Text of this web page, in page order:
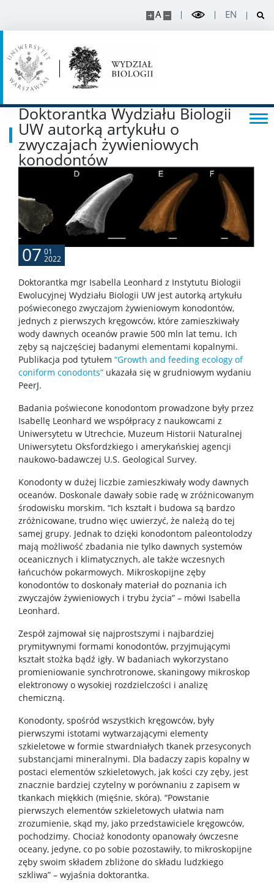
A EN
Poczytaj o nauce
Wystawy
USŁUGI
Jednostki usługowe
Spółki spin-off
KONTAKT
Doktorantka Wydziału Biologii
UW autorką artykułu o
zwyczajach żywieniowych
konodontów
07 01
2022
Doktorantka mgr Isabella Leonhard z Instytutu Biologii
Ewolucyjnej Wydziału Biologii UW jest autorką artykułu
poświeconego zwyczajom żywieniowym konodontów,
jednych z pierwszych kręgowców, które zamieszkiwały
wody dawnych oceanów prawie 500 mln lat temu. Ich
zęby są najczęściej badanymi elementami kopalnymi.
Publikacja pod tytułem “Growth and feeding ecology of
coniform conodonts” ukazała się w grudniowym wydaniu
PeerJ.
Badania poświecone konodontom prowadzone były przez
Isabellę Leonhard we współpracy z naukowcami z
Uniwersytetu w Utrechcie, Muzeum Historii Naturalnej
Uniwersytetu Oksfordzkiego i amerykańskiej agencji
naukowo-badawczej U.S. Geological Survey.
Konodonty w dużej liczbie zamieszkiwały wody dawnych
oceanów. Doskonale dawały sobie radę w zróżnicowanym
środowisku morskim. “Ich kształt i budowa są bardzo
zróżnicowane, trudno więc uwierzyć, że należą do tej
samej grupy. Jednak to dzięki konodontom paleontolodzy
mają możliwość zbadania nie tylko dawnych systemów
oceanicznych i klimatycznych, ale także wczesnych
łańcuchów pokarmowych. Mikroskopijne zęby
konodontów to doskonały materiał do poznania ich
zwyczajów żywieniowych i trybu życia” – mówi Isabella
Leonhard.
Zespół zajmował się najprostszymi i najbardziej
prymitywnymi formami konodontów, przyjmującymi
kształt stożka bądź igły. W badaniach wykorzystano
promieniowanie synchrotronowe, skaningowy mikroskop
elektronowy o wysokiej rozdzielczości i analizę
chemiczną.
Konodonty, spośród wszystkich kręgowców, były
pierwszymi istotami wytwarzającymi elementy
szkieletowe w formie stwardniałych tkanek przesyconych
substancjami mineralnymi. Dla badaczy zapis kopalny w
postaci elementów szkieletowych, jak kości czy zęby, jest
znacznie bardziej czytelny w porównaniu z zapisem w
tkankach miękkich (mięśnie, skóra). “Powstanie
pierwszych elementów szkieletowych ułatwia nam
zrozumienie, skąd my, jako przedstawiciele kręgowców,
pochodzimy. Chociaż konodonty opanowały ówczesne
oceany, jedyne, co po sobie pozostawiły, to mikroskopijne
zęby swoim składem zbliżone do składu ludzkiego
szkliwa” – wyjaśnia doktorantka.